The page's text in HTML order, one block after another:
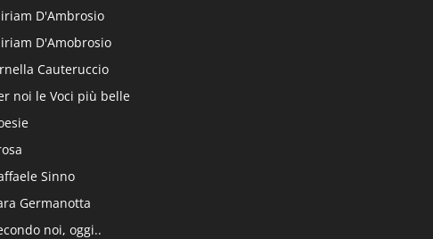
D'Ambrosio
D'Amobrosio
Cauteruccio
noi le Voci più belle
Sinno
Germanotta
noi, oggi..